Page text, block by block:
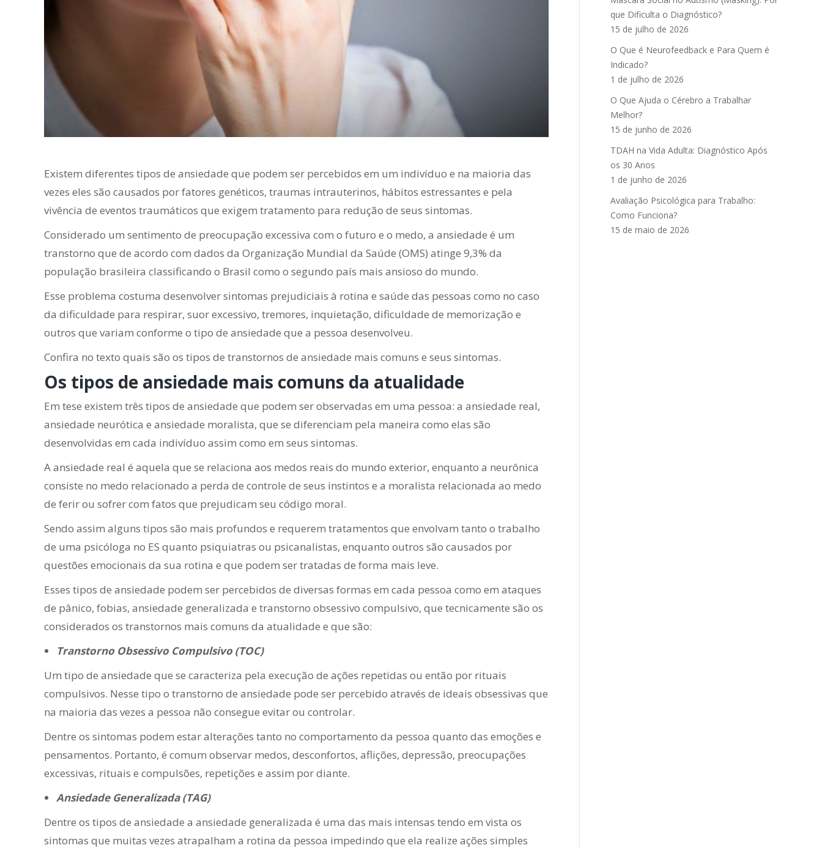
Existem diferentes tipos de ansiedade que podem ser percebidos em um indivíduo e na maioria das
vezes eles são causados por fatores genéticos, traumas intrauterinos, hábitos estressantes e pela
vivência de eventos traumáticos que exigem tratamento para redução de seus sintomas.
Considerado um sentimento de preocupação excessiva com o futuro e o medo, a ansiedade é um
transtorno que de acordo com dados da Organização Mundial da Saúde (OMS) atinge 9,3% da
população brasileira classificando o Brasil como o segundo país mais ansioso do mundo.
Esse problema costuma desenvolver sintomas prejudiciais à rotina e saúde das pessoas como no caso
da dificuldade para respirar, suor excessivo, tremores, inquietação, dificuldade de memorização e
outros que variam conforme o tipo de ansiedade que a pessoa desenvolveu.
Confira no texto quais são os tipos de transtornos de ansiedade mais comuns e seus sintomas.
Os tipos de ansiedade mais comuns da atualidade
Em tese existem três tipos de ansiedade que podem ser observadas em uma pessoa: a ansiedade real,
ansiedade neurótica e ansiedade moralista, que se diferenciam pela maneira como elas são
desenvolvidas em cada indivíduo assim como em seus sintomas.
A ansiedade real é aquela que se relaciona aos medos reais do mundo exterior, enquanto a neurônica
consiste no medo relacionado a perda de controle de seus instintos e a moralista relacionada ao medo
de ferir ou sofrer com fatos que prejudicam seu código moral.
Sendo assim alguns tipos são mais profundos e requerem tratamentos que envolvam tanto o trabalho
de uma psicóloga no ES quanto psiquiatras ou psicanalistas, enquanto outros são causados por
questões emocionais da sua rotina e que podem ser tratadas de forma mais leve.
Esses tipos de ansiedade podem ser percebidos de diversas formas em cada pessoa como em ataques
de pânico, fobias, ansiedade generalizada e transtorno obsessivo compulsivo, que tecnicamente são os
considerados os transtornos mais comuns da atualidade e que são:
Transtorno Obsessivo Compulsivo (TOC)
Um tipo de ansiedade que se caracteriza pela execução de ações repetidas ou então por rituais
compulsivos. Nesse tipo o transtorno de ansiedade pode ser percebido através de ideais obsessivas que
na maioria das vezes a pessoa não consegue evitar ou controlar.
Dentre os sintomas podem estar alterações tanto no comportamento da pessoa quanto das emoções e
pensamentos. Portanto, é comum observar medos, desconfortos, aflições, depressão, preocupações
excessivas, rituais e compulsões, repetições e assim por diante.
Ansiedade Generalizada (TAG)
Dentre os tipos de ansiedade a ansiedade generalizada é uma das mais intensas tendo em vista os
sintomas que muitas vezes atrapalham a rotina da pessoa impedindo que ela realize ações simples
que Dificulta o Diagnóstico?
15 de julho de 2026
O Que é Neurofeedback e Para Quem é
Indicado?
1 de julho de 2026
O Que Ajuda o Cérebro a Trabalhar
Melhor?
15 de junho de 2026
TDAH na Vida Adulta: Diagnóstico Após
os 30 Anos
1 de junho de 2026
Avaliação Psicológica para Trabalho:
Como Funciona?
15 de maio de 2026